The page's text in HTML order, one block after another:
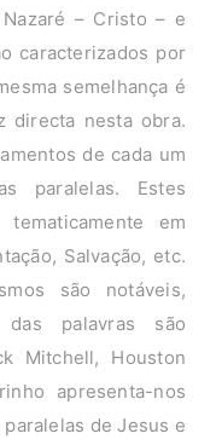
– Cristo – e
caracterizados por
semelhança é
directa nesta obra.
de cada um
paralelas. Estes
em
Salvação, etc.
são notáveis,
das palavras são
Mitchell, Houston
apresenta-nos
de Jesus e